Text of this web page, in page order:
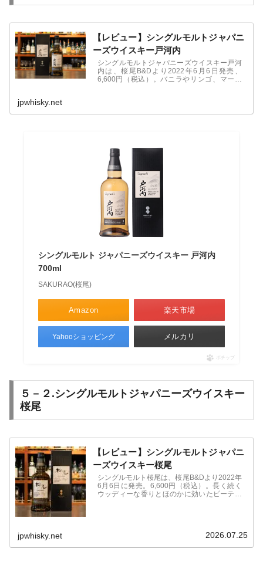
【レビュー】シングルモルトジャパニ
ーズウイスキー戸河内
シングルモルトジャパニーズウイスキー戸河
内は、桜尾B&Dより2022年6月6日発売、
6,600円（税込）。バニラやリンゴ、マーマ
jpwhisky.net
シングルモルト ジャパニーズウイスキー 戸河内
700ml
SAKURAO(桜尾)
Amazon 楽天市場
Yahooショッピング メルカリ
ポチップ
５－２.シングルモルトジャパニーズウイスキー
桜尾
【レビュー】シングルモルトジャパニ
ーズウイスキー桜尾
シングルモルト桜尾は、桜尾B&Dより2022年
6月6日に発売。6,600円（税込）。長く続く
ウッディーな香りとほのかに効いたピーティ
jpwhisky.net 2026.07.25